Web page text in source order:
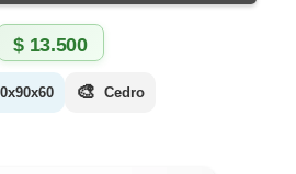
$13.500
🎨 Cedro